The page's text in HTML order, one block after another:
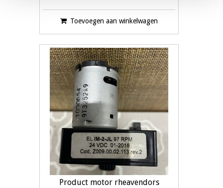
Toevoegen aan winkelwagen
Product motor rheavendors